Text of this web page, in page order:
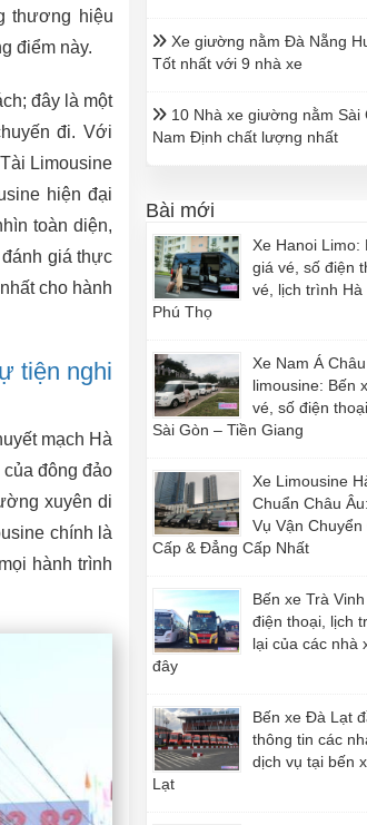
thương hiệu
điểm này.
đây là một
đi. Với
Limousine
hiện đại
toàn diện,
giá thực
cho hành
tiện nghi
mạch Hà
đông đảo
xuyên di
chính là
hành trình
Xe giường nằm Đà Nẵng
Tốt nhất với 9 nhà xe
10 Nhà xe giường nằm Sài
Nam Định chất lượng nhất
Bài mới
Xe Hanoi Limo:
giá vé, số điện
vé, lịch trình Hà
Phú Thọ
Xe Nam Á Châu
limousine: Bến
vé, số điện
Sài Gòn – Tiền Giang
Xe Limousine
Chuẩn Châu
Vụ Vận Chuyển
Cấp & Đẳng Cấp Nhất
Bến xe Trà
điện thoại, lịch
lại của các nhà
đây
Bến xe Đà Lạt
thông tin các
dịch vụ tại bến
Lạt